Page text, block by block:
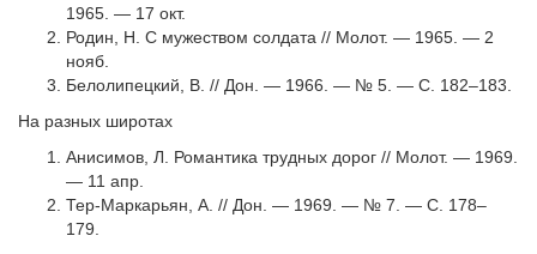
1965. — 17 окт.
Родин, Н. С мужеством солдата // Молот. — 1965. — 2
нояб.
Белолипецкий, В. // Дон. — 1966. — № 5. — С. 182–183.
На разных широтах
Анисимов, Л. Романтика трудных дорог // Молот. — 1969.
— 11 апр.
Тер-Маркарьян, А. // Дон. — 1969. — № 7. — С. 178–
179.